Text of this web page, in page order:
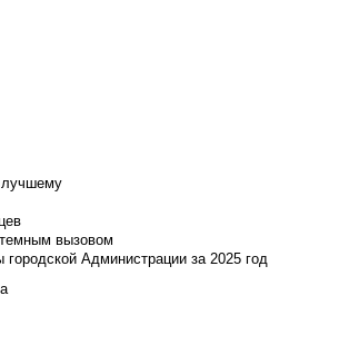
лучшему
вызовом
Администрации за 2025 год